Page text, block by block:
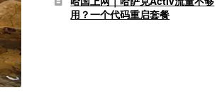
用？一个代码重启套餐